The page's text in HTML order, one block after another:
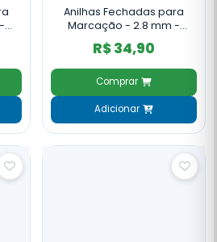
-
Anilhas Fechadas para
Marcação - 2.8 mm -
Azulão - Canário da Terra -
10 un. - Bronze Claro
R$ 34,90
Comprar
Adicionar